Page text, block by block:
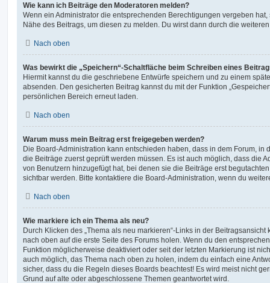
Wie kann ich Beiträge den Moderatoren melden?
Wenn ein Administrator die entsprechenden Berechtigungen vergeben
Nähe des Beitrags, um diesen zu melden. Du wirst dann durch die
Nach oben
Was bewirkt die „Speichern“-Schaltfläche beim Schreiben eines
Hiermit kannst du die geschriebene Entwürfe speichern und zu einem
absenden. Den gesicherten Beitrag kannst du mit der Funktion
persönlichen Bereich erneut laden.
Nach oben
Warum muss mein Beitrag erst freigegeben werden?
Die Board-Administration kann entschieden haben, dass in dem Forum, in
die Beiträge zuerst geprüft werden müssen. Es ist auch möglich, dass die
von Benutzern hinzugefügt hat, bei denen sie die Beiträge erst
sichtbar werden. Bitte kontaktiere die Board-Administration, wenn du
Nach oben
Wie markiere ich ein Thema als neu?
Durch Klicken des „Thema als neu markieren“-Links in der
nach oben auf die erste Seite des Forums holen. Wenn du den
Funktion möglicherweise deaktiviert oder seit der letzten Markierung ist
auch möglich, das Thema nach oben zu holen, indem du einfach eine
sicher, dass du die Regeln dieses Boards beachtest! Es wird meist nicht
Grund auf alte oder abgeschlossene Themen geantwortet wird.